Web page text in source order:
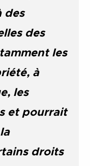
des
des
les
à
les
et pourrait
droits